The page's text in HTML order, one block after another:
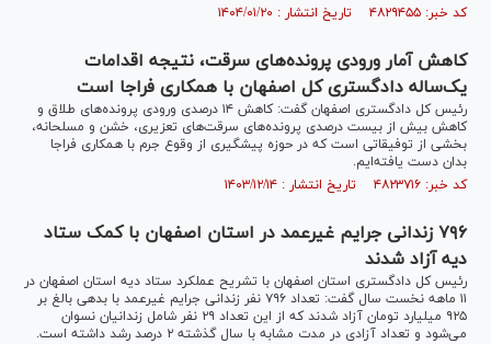
کد خبر: ۴۸۲۹۴۵۵ تاریخ انتشار : ۱۴۰۴/۰۱/۲۰
کاهش آمار ورودی پرونده‌های سرقت، نتیجه اقدامات
یک‌ساله دادگستری کل اصفهان با همکاری فراجا است
رئیس کل دادگستری اصفهان گفت: کاهش ۱۴ درصدی ورودی پرونده‌های طلاق و
کاهش بیش از بیست درصدی پرونده‌های سرقت‌های تعزیری، خشن و مسلحانه،
بخشی از توفیقاتی است که در حوزه پیشگیری از وقوع جرم با همکاری فراجا
بدان دست یافته‌ایم.
کد خبر: ۴۸۲۳۷۱۶ تاریخ انتشار : ۱۴۰۳/۱۲/۱۴
۷۹۶ زندانی جرایم غیرعمد در استان اصفهان با کمک ستاد
دیه آزاد شدند
رئیس کل دادگستری استان اصفهان با تشریح عملکرد ستاد دیه استان اصفهان در
۱۱ ماهه نخست سال گفت: تعداد ۷۹۶ نفر زندانی جرایم غیرعمد با بدهی بالغ بر
۹۲۵ میلیارد تومان آزاد شدند که از این تعداد ۲۹ نفر شامل زندانیان نسوان
می‌شود و تعداد آزادی در مدت مشابه با سال گذشته ۲ درصد رشد داشته است.